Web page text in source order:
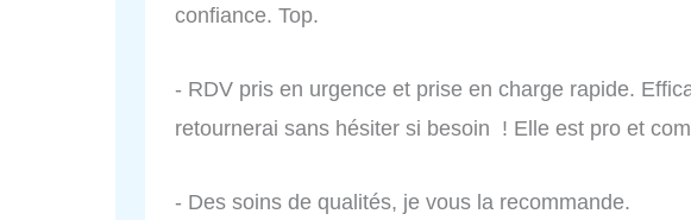
confiance. Top.
- RDV pris en urgence et prise en charge rapide.
retournerai sans hésiter si besoin ! Elle est pro et
- Des soins de qualités, je vous la recommande.